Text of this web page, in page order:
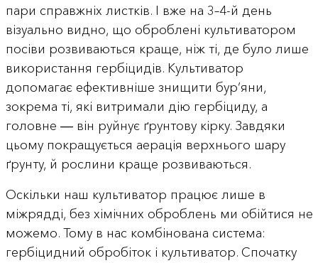
пари справжніх листків. І вже на 3–4-й день
візуально видно, що оброблені культиватором
посіви розвиваються краще, ніж ті, де було лише
використання гербіцидів. Культиватор
допомагає ефективніше знищити бур’яни,
зокрема ті, які витримали дію гербіциду, а
головне ― він руйнує ґрунтову кірку. Завдяки
цьому покращується аерація верхнього шару
ґрунту, й рослини краще розвиваються.
Оскільки наш культиватор працює лише в
міжрядді, без хімічних оброблень ми обійтися не
можемо. Тому в нас комбінована система:
гербіцидний обробіток і культиватор. Спочатку